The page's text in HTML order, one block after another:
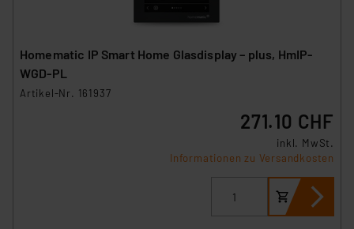
Homematic IP Smart Home Glasdisplay – plus, HmIP-
WGD-PL
Artikel-Nr. 161937
271.10 CHF
inkl. MwSt.
Informationen zu Versandkosten